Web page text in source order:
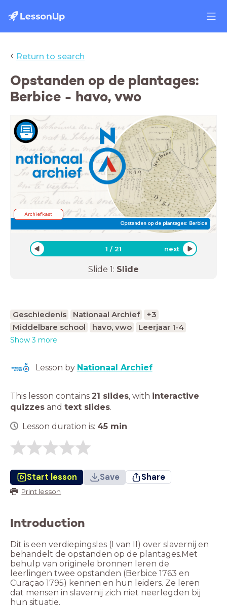
‹ Return to search
Opstanden op de plantages:
Berbice - havo, vwo
Opstanden op de plantages: Berbice
Archiefkast
1 /21 next
Slide 1: Slide
Geschiedenis Nationaal Archief
+3
Middelbare school
havo, vwo Leerjaar 1-4
Show 3 more
Lesson by Nationaal Archief
This lesson contains 21 slides, with interactive
quizzes and text slides.
Lesson duration is: 45 min
Start lesson Save Share
Print lesson
Introduction
Dit is een verdiepingsles (I van II) over slavernij en
behandelt de opstanden op de plantages.Met
behulp van originele bronnen leren de
leerlingen twee opstanden (Berbice 1763 en
Curaçao 1795) kennen en hun leiders. Ze leren
dat mensen in slavernij zich niet neerlegden bij
hun situatie.